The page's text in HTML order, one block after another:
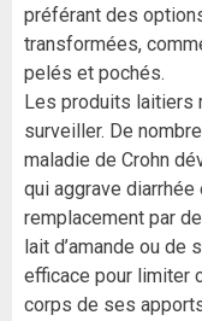
préférant des
transformées,
pelés et pochés.
Les produits laitiers
surveiller. De
maladie de Crohn
qui aggrave
remplacement par
lait d’amande ou de
efficace pour limiter
corps de ses